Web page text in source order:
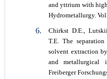
and yttrium with
Hydrometallurgy.
Chirkst D.E.,
T.E. The
solvent extraction
and metallurgical
Freiberger